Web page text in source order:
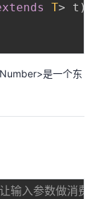
T> t )
是一个东
输入参数做消费